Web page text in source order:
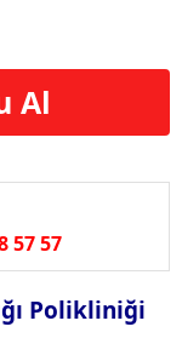
Al
57 57
Polikliniği